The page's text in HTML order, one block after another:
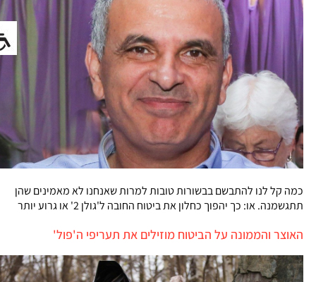
כמה קל לנו להתבשם בבשורות טובות למרות שאנחנו לא מאמינים שהן
תתגשמנה. או: כך יהפוך כחלון את ביטוח החובה ל'גולן 2' או גרוע יותר
האוצר והממונה על הביטוח מוזילים את תעריפי ה'פול'